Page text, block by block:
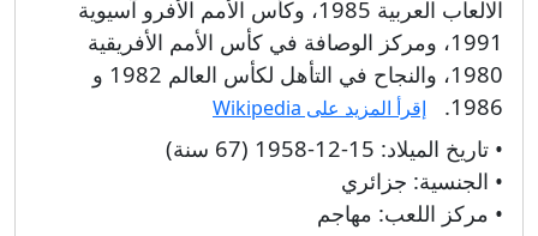
الالعاب العربية 1985، وكأس الأمم الأفرو آسيوية
1991، ومركز الوصافة في كأس الأمم الأفريقية
1980، والنجاح في التأهل لكأس العالم 1982 و
1986.
إقرأ المزيد على Wikipedia
• تاريخ الميلاد: 15-12-1958 (67 سنة)
• الجنسية: جزائري
• مركز اللعب: مهاجم